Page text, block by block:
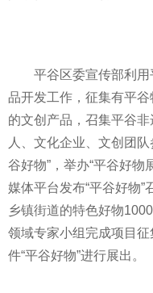
平谷区委宣传部利用
品开发工作，征集有平谷
的文创产品，召集平谷非
人、文化企业、文创团
谷好物”，举办“平谷好物
媒体平台发布“平谷好物”
乡镇街道的特色好物
领域专家小组完成项目
件“平谷好物”进行展出。